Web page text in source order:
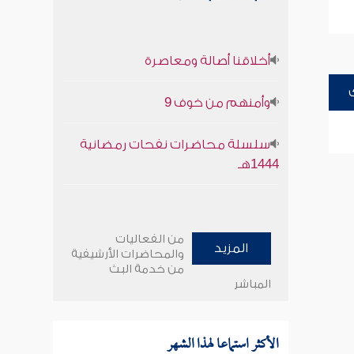
أخلاقنا أصالة ومعاصرة
وأمنهم من خوف 9
سلسلة محاضرات نفحات رمضانية
1444هـ
المزيد
من الفعاليات
والمحاضرات الأرشيفية
من خدمة البث
المباشر
الأكثر استماعا لهذا الشهر